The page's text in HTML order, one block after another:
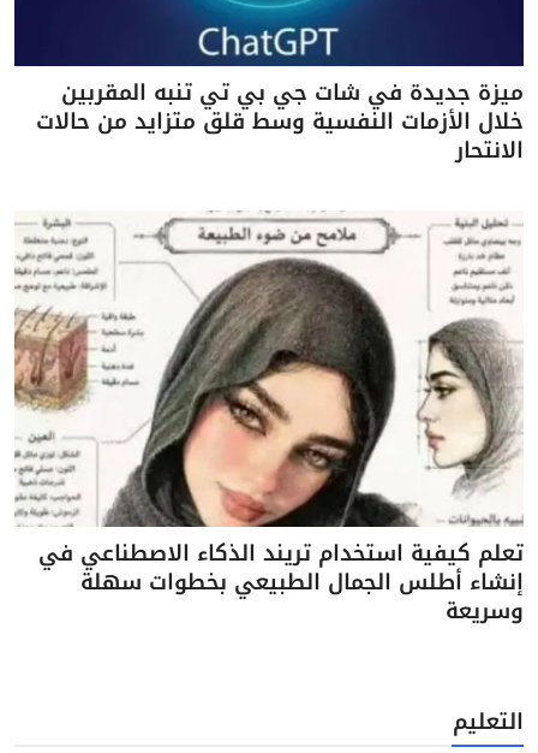
ميزة جديدة في شات جي بي تي تنبه المقربين
خلال الأزمات النفسية وسط قلق متزايد من حالات
الانتحار
تعلم كيفية استخدام تريند الذكاء الاصطناعي في
إنشاء أطلس الجمال الطبيعي بخطوات سهلة
وسريعة
التعليم